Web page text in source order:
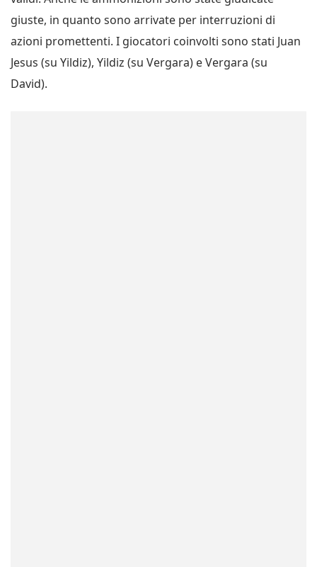
giuste, in quanto sono arrivate per interruzioni di
azioni promettenti. I giocatori coinvolti sono stati Juan
Jesus (su Yildiz), Yildiz (su Vergara) e Vergara (su
David).